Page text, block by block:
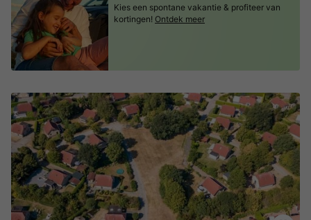
Kies een spontane vakantie & profiteer van
kortingen! Ontdek meer